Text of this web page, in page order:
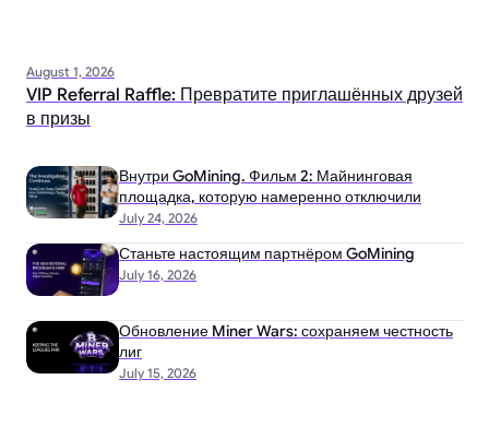
August 1, 2026
VIP Referral Raffle: Превратите приглашённых друзей
в призы
July 24, 2026
Внутри GoMining. Фильм 2: Майнинговая
площадка, которую намеренно отключили
July 16, 2026
Станьте настоящим партнёром GoMining
July 15, 2026
Обновление Miner Wars: сохраняем честность
лиг